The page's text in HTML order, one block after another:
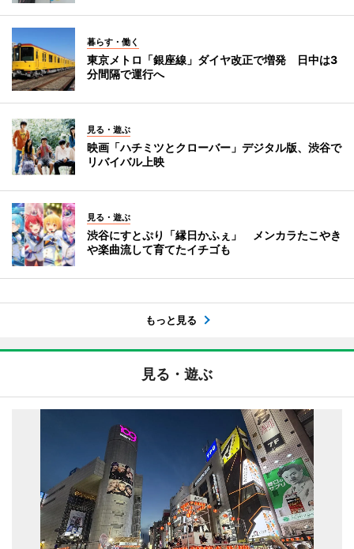
暮らす・働く
東京メトロ「銀座線」ダイヤ改正で増発 日中は3
分間隔で運行へ
見る・遊ぶ
映画「ハチミツとクローバー」デジタル版、渋谷で
リバイバル上映
見る・遊ぶ
渋谷にすとぷり「縁日かふぇ」 メンカラたこやき
や楽曲流して育てたイチゴも
もっと見る
見る・遊ぶ